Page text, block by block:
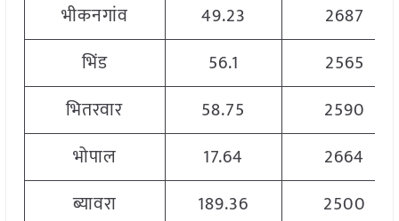
भीकनगांव
49.23
2687
भिंड
56.1
2565
भितरवार
58.75
2590
भोपाल
17.64
2664
ब्यावरा
189.36
2500